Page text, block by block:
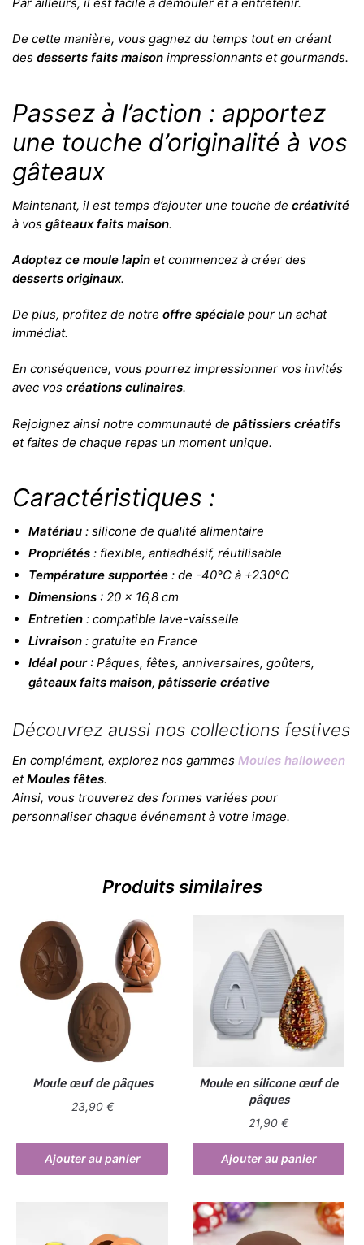
De cette manière, vous gagnez du temps tout en créant
des desserts faits maison impressionnants et gourmands.
Passez à l’action : apportez
une touche d’originalité à vos
gâteaux
Maintenant, il est temps d’ajouter une touche de créativité
à vos gâteaux faits maison.
Adoptez ce moule lapin et commencez à créer des
desserts originaux.
De plus, profitez de notre offre spéciale pour un achat
immédiat.
En conséquence, vous pourrez impressionner vos invités
avec vos créations culinaires.
Rejoignez ainsi notre communauté de pâtissiers créatifs
et faites de chaque repas un moment unique.
Caractéristiques :
Matériau : silicone de qualité alimentaire
Propriétés : flexible, antiadhésif, réutilisable
Température supportée : de -40°C à +230°C
Dimensions : 20 x 16,8 cm
Entretien : compatible lave-vaisselle
Livraison : gratuite en France
Idéal pour: Pâques, fêtes, anniversaires, goûters,
gâteaux faits maison, pâtisserie créative
Découvrez aussi nos collections festives
En complément, explorez nos gammes Moules halloween
etMoules fêtes.
Ainsi, vous trouverez des formes variées pour
personnaliser chaque événement à votre image.
Produits similaires
Moule œuf de pâques
23,90 €
Ajouter au panier
Moule en silicone œuf de
pâques
21,90€
Ajouter au panier